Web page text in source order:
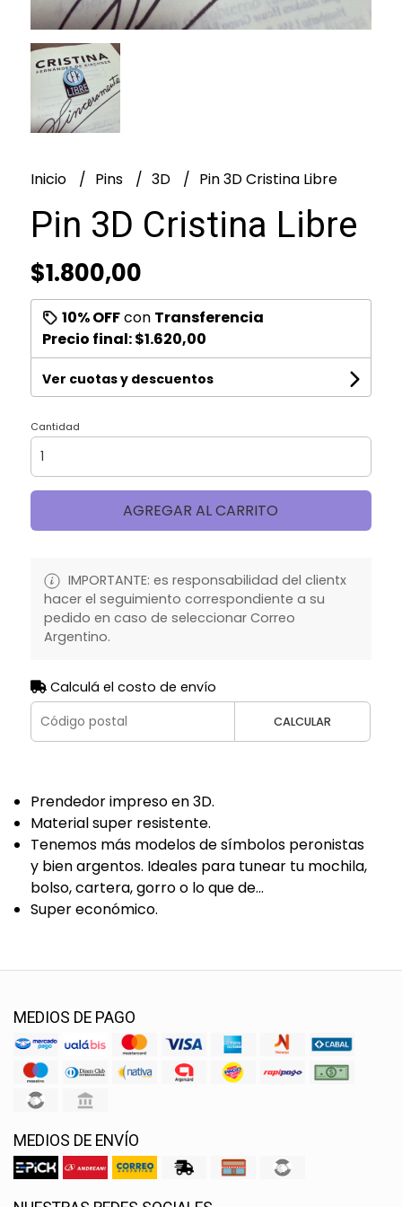
Inicio Pins 3D Pin 3D Cristina Libre
Pin 3D Cristina Libre
$1.800,00
10% OFFcon Transferencia
Precio final:$1.620,00
Ver cuotas y descuentos
Cantidad
AGREGAR AL CARRITO
IMPORTANTE: es responsabilidad del clientx
hacer el seguimiento correspondiente a su
pedido en caso de seleccionar Correo
Argentino.
Calculá el costo de envío
CALCULAR
Prendedor impreso en 3D.
Material super resistente.
Tenemos más modelos de símbolos peronistas
y bien argentos. Ideales para tunear tu mochila,
bolso, cartera, gorro o lo que de...
Super económico.
MEDIOS DE PAGO
MEDIOS DE ENVÍO